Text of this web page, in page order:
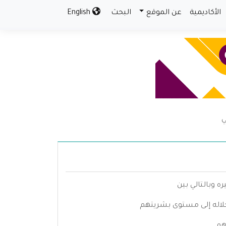
الأكاديمية عن الموقع البحث
وبالتالي بين
خلاله إلى مستوى بشريتهم